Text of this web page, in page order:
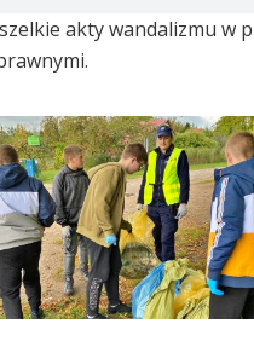
akty wandalizmu w